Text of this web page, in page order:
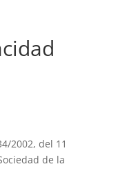
2002, del 11
de la